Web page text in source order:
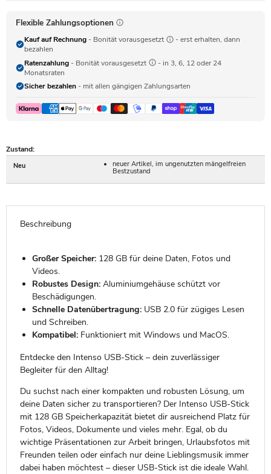
Flexible Zahlungsoptionen
Kauf auf Rechnung - Bonität vorausgesetzt
- erst erhalten, dann
bezahlen
Ratenzahlung - Bonität vorausgesetzt
- in 3, 6, 12 oder 24
Monatsraten
Sicher bezahlen - mit allen gängigen Zahlungsarten
Zustand:
Neu
neuer Artikel, im ungenutzten mängelfreien
Bestzustand
Beschreibung
Großer Speicher:128 GB für deine Daten, Fotos und
Videos.
Robustes Design:Aluminiumgehäuse schützt vor
Beschädigungen.
Schnelle Datenübertragung:USB 2.0 für zügiges Lesen
und Schreiben.
Kompatibel:Funktioniert mit Windows und MacOS.
Entdecke den Intenso USB-Stick – dein zuverlässiger
Begleiter für den Alltag!
Du suchst nach einer kompakten und robusten Lösung, um
deine Daten sicher zu transportieren? Der Intenso USB-Stick
mit 128 GB Speicherkapazität bietet dir ausreichend Platz für
Fotos, Videos, Dokumente und vieles mehr. Egal, ob du
wichtige Präsentationen zur Arbeit bringen, Urlaubsfotos mit
Freunden teilen oder einfach nur deine Lieblingsmusik immer
dabei haben möchtest – dieser USB-Stick ist die ideale Wahl.